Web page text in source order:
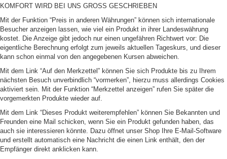
KOMFORT WIRD BEI UNS GROSS GESCHRIEBEN
Mit der Funktion “Preis in anderen Währungen” können sich internationale
Besucher anzeigen lassen, wie viel ein Produkt in ihrer Landeswährung
kostet. Die Anzeige gibt jedoch nur einen ungefähren Richtwert vor: Die
eigentliche Berechnung erfolgt zum jeweils aktuellen Tageskurs, und dieser
kann schon einmal von den angegebenen Kursen abweichen.
Mit dem Link “Auf den Merkzettel” können Sie sich Produkte bis zu Ihrem
nächsten Besuch unverbindlich “vormerken”, hierzu muss allerdings Cookies
aktiviert sein. Mit der Funktion “Merkzettel anzeigen” rufen Sie später die
vorgemerkten Produkte wieder auf.
Mit dem Link “Dieses Produkt weiterempfehlen” können Sie Bekannten und
Freunden eine Mail schicken, wenn Sie ein Produkt gefunden haben, das
auch sie interessieren könnte. Dazu öffnet unser Shop Ihre E-Mail-Software
und erstellt automatisch eine Nachricht die einen Link enthält, den der
Empfänger direkt anklicken kann.